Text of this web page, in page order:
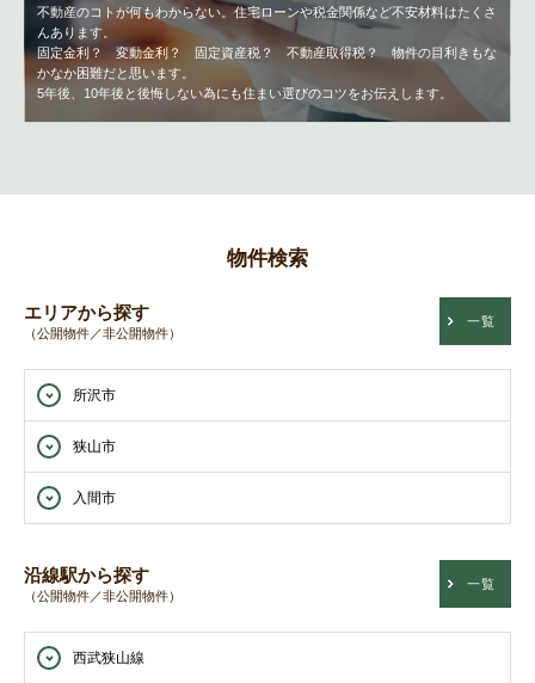
不動産のコトが何もわからない。住宅ローンや税金関係など不安材料はたくさ
んあります。
固定金利？ 変動金利？ 固定資産税？ 不動産取得税？ 物件の目利きもな
かなか困難だと思います。
5年後、10年後と後悔しない為にも住まい選びのコツをお伝えします。
物件検索
エリアから探す
（公開物件／非公開物件）
一覧
所沢市
狭山市
入間市
沿線駅から探す
（公開物件／非公開物件）
一覧
西武狭山線